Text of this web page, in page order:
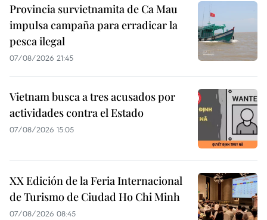
Provincia survietnamita de Ca Mau
impulsa campaña para erradicar la
pesca ilegal
07/08/2026 21:45
Vietnam busca a tres acusados por
actividades contra el Estado
07/08/2026 15:05
XX Edición de la Feria Internacional
de Turismo de Ciudad Ho Chi Minh
07/08/2026 08:45